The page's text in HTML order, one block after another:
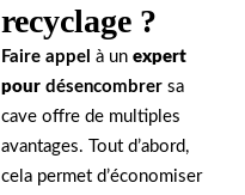
recyclage ?
Faire appel à un expert
pour désencombrer sa
cave offre de multiples
avantages. Tout d’abord,
cela permet d’économiser